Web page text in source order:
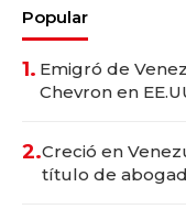
Popular
1. Emigró de
Chevron en
2.Creció en
título de